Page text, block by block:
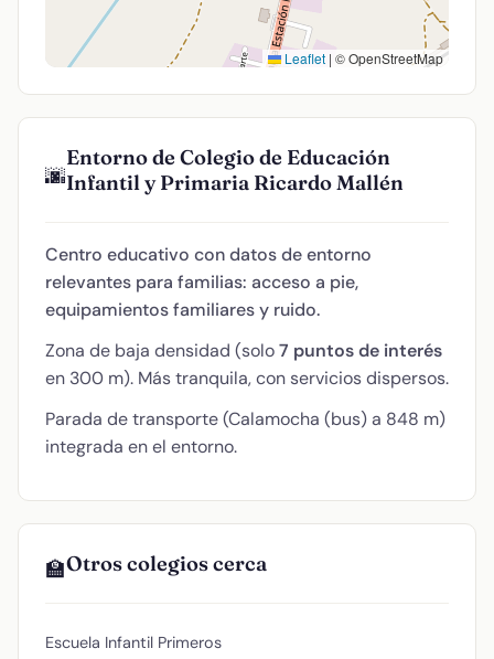
Leaflet | © OpenStreetMap
🌆
Entorno de Colegio de Educación
Infantil y Primaria Ricardo Mallén
Centro educativo con datos de entorno
relevantes para familias: acceso a pie,
equipamientos familiares y ruido.
Zona de baja densidad (solo7 puntos de interés
en 300 m). Más tranquila, con servicios dispersos.
Parada de transporte (Calamocha (bus) a 848 m)
integrada en el entorno.
🏫Otros colegios cerca
Escuela Infantil Primeros